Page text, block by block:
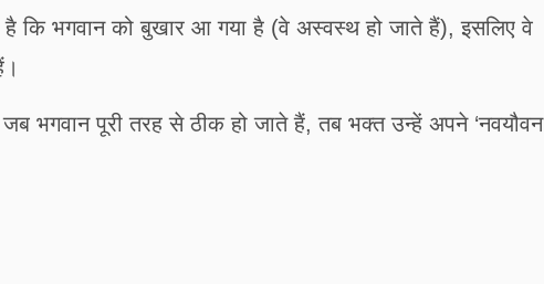
है कि भगवान को बुखार आ गया है (वे अस्वस्थ हो जाते हैं), इसलिए वे
भगवान पूरी तरह से ठीक हो जाते हैं, तब भक्त उन्हें अपने ‘नवयौवन